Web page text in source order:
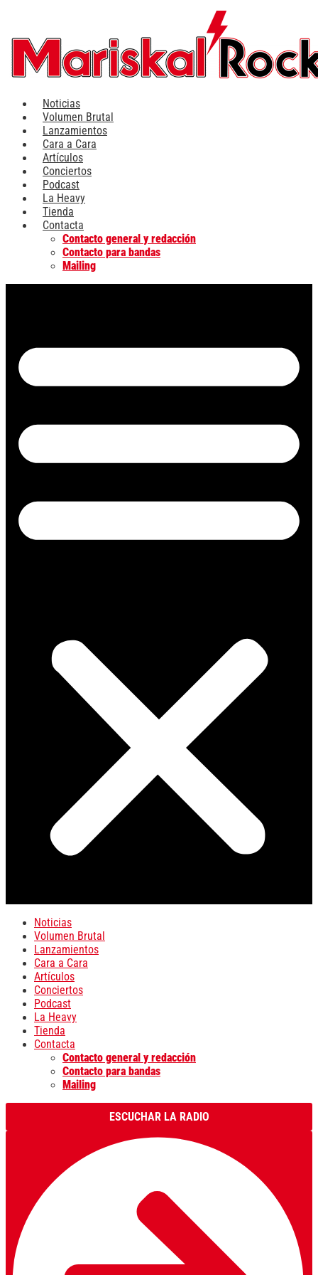
contenido
Noticias
Volumen Brutal
Lanzamientos
Cara a Cara
Artículos
Conciertos
Podcast
La Heavy
Tienda
Contacta
Contacto general y redacción
Contacto para bandas
Mailing
Noticias
Volumen Brutal
Lanzamientos
Cara a Cara
Artículos
Conciertos
Podcast
La Heavy
Tienda
Contacta
Contacto general y redacción
Contacto para bandas
Mailing
ESCUCHAR LA RADIO